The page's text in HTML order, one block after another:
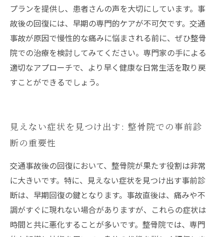
プランを提供し、患者さんの声を大切にしています。事
故後の回復には、早期の専門的ケアが不可欠です。交通
事故が原因で慢性的な痛みに悩まされる前に、ぜひ整骨
院での治療を検討してみてください。専門家の手による
適切なアプローチで、より早く健康な日常生活を取り戻
すことができるでしょう。
見えない症状を見つけ出す: 整骨院での事前診
断の重要性
交通事故後の回復において、整骨院が果たす役割は非常
に大きいです。特に、見えない症状を見つけ出す事前診
断は、早期回復の鍵となります。事故直後は、痛みや不
調がすぐに現れない場合がありますが、これらの症状は
時間と共に悪化することが多いです。整骨院では、専門